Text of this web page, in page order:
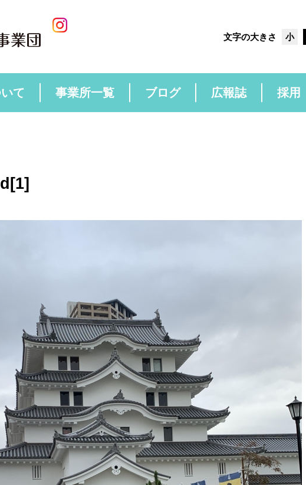
文字の大きさ 小
て 事業所一覧 ブログ 広報誌 採用